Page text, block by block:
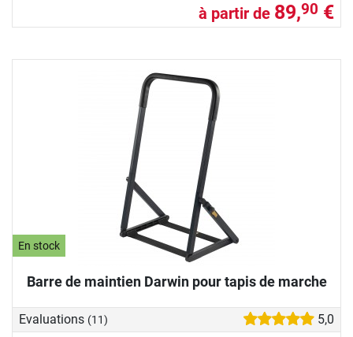
à partir de 89,90 €
En stock
Barre de maintien Darwin pour tapis de marche
Evaluations (11) 5,0